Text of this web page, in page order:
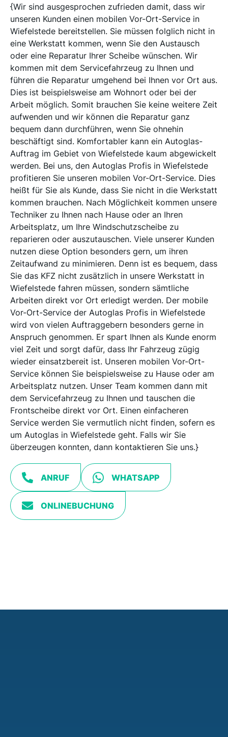
{Wir sind ausgesprochen zufrieden damit, dass wir
unseren Kunden einen mobilen Vor-Ort-Service in
Wiefelstede bereitstellen. Sie müssen folglich nicht in
eine Werkstatt kommen, wenn Sie den Austausch
oder eine Reparatur Ihrer Scheibe wünschen. Wir
kommen mit dem Servicefahrzeug zu Ihnen und
führen die Reparatur umgehend bei Ihnen vor Ort aus.
Dies ist beispielsweise am Wohnort oder bei der
Arbeit möglich. Somit brauchen Sie keine weitere Zeit
aufwenden und wir können die Reparatur ganz
bequem dann durchführen, wenn Sie ohnehin
beschäftigt sind. Komfortabler kann ein Autoglas-
Auftrag im Gebiet von Wiefelstede kaum abgewickelt
werden. Bei uns, den Autoglas Profis in Wiefelstede
profitieren Sie unseren mobilen Vor-Ort-Service. Dies
heißt für Sie als Kunde, dass Sie nicht in die Werkstatt
kommen brauchen. Nach Möglichkeit kommen unsere
Techniker zu Ihnen nach Hause oder an Ihren
Arbeitsplatz, um Ihre Windschutzscheibe zu
reparieren oder auszutauschen. Viele unserer Kunden
nutzen diese Option besonders gern, um ihren
Zeitaufwand zu minimieren. Denn ist es bequem, dass
Sie das KFZ nicht zusätzlich in unsere Werkstatt in
Wiefelstede fahren müssen, sondern sämtliche
Arbeiten direkt vor Ort erledigt werden. Der mobile
Vor-Ort-Service der Autoglas Profis in Wiefelstede
wird von vielen Auftraggebern besonders gerne in
Anspruch genommen. Er spart Ihnen als Kunde enorm
viel Zeit und sorgt dafür, dass Ihr Fahrzeug zügig
wieder einsatzbereit ist. Unseren mobilen Vor-Ort-
Service können Sie beispielsweise zu Hause oder am
Arbeitsplatz nutzen. Unser Team kommen dann mit
dem Servicefahrzeug zu Ihnen und tauschen die
Frontscheibe direkt vor Ort. Einen einfacheren
Service werden Sie vermutlich nicht finden, sofern es
um Autoglas in Wiefelstede geht. Falls wir Sie
überzeugen konnten, dann kontaktieren Sie uns.}
ANRUF WHATSAPP
ONLINEBUCHUNG